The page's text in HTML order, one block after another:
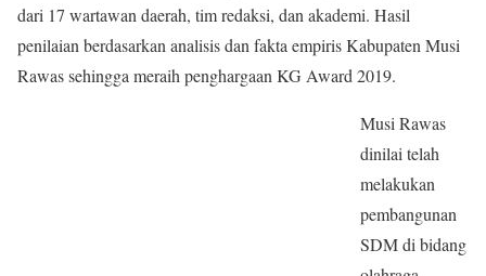
dari 17 wartawan daerah, tim redaksi, dan akademi. Hasil
penilaian berdasarkan analisis dan fakta empiris Kabupaten Musi
Rawas sehingga meraih penghargaan KG Award 2019.
Musi Rawas
dinilai telah
melakukan
pembangunan
SDM di bidang